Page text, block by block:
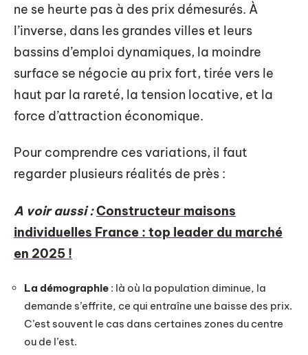
ne se heurte pas à des prix démesurés. À
l’inverse, dans les grandes villes et leurs
bassins d’emploi dynamiques, la moindre
surface se négocie au prix fort, tirée vers le
haut par la rareté, la tension locative, et la
force d’attraction économique.
Pour comprendre ces variations, il faut
regarder plusieurs réalités de près :
A voir aussi :Constructeur maisons
individuelles France : top leader du marché
en 2025 !
La démographie : là où la population diminue, la
demande s’effrite, ce qui entraîne une baisse des prix.
C’est souvent le cas dans certaines zones du centre
ou de l’est.